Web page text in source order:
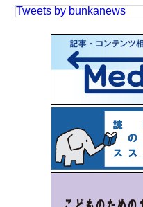
Tweets by bunkanews